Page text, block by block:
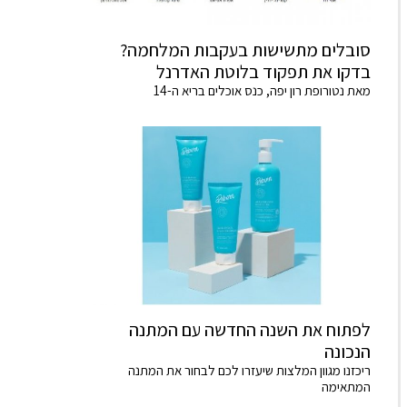
סובלים מתשישות בעקבות המלחמה?
בדקו את תפקוד בלוטת האדרנל
מאת נטורופת רון יפה, כנס אוכלים בריא ה-14
לפתוח את השנה החדשה עם המתנה
הנכונה
ריכזנו מגוון המלצות שיעזרו לכם לבחור את המתנה
המתאימה